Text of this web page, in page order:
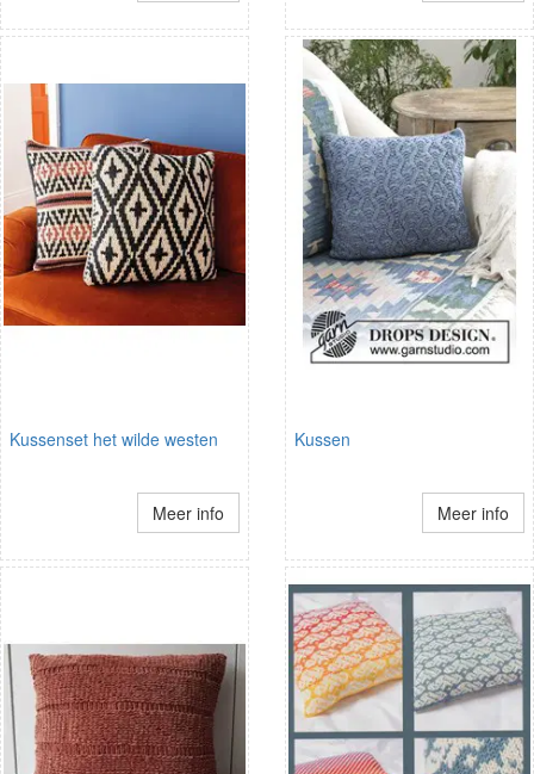
Kussenset het wilde westen
Meer info
Kussen
Meer info